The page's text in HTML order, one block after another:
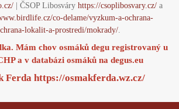
| ČSOP Libosváry https://csoplibosvary.cz/a
co-delame/vyzkum-a-ochrana-
lokalit-a-prostredi/mokrady/
Mám chov osmáků degu registrovaný u
a v databázi osmáků na degus.eu
Ferda https://osmakferda.wz.cz/